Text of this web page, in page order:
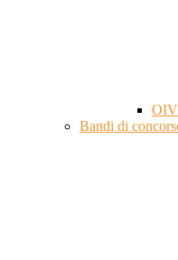
OIV
Bandi di